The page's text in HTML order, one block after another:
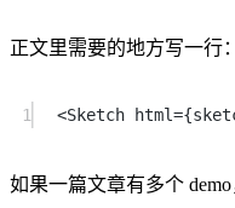
正文里需要的地方写一行：
1 <Sketch html=
如果一篇文章有多个